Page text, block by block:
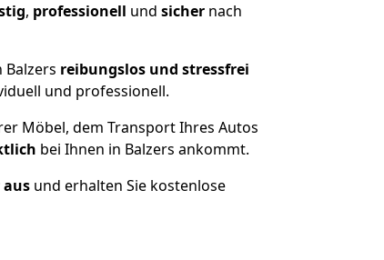
, professionell und sichernach
reibungslos und stressfrei
und professionell.
Möbel, dem Transport Ihres Autos
bei Ihnen in Balzers ankommt.
und erhalten Sie kostenlose